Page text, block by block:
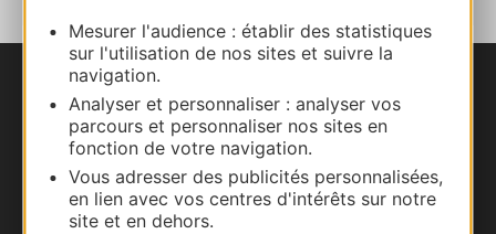
Mesurer l'audience : établir des statistiques
sur l'utilisation de nos sites et suivre la
navigation.
Analyser et personnaliser : analyser vos
parcours et personnaliser nos sites en
fonction de votre navigation.
Vous adresser des publicités personnalisées,
en lien avec vos centres d'intérêts sur notre
site et en dehors.
Nous contacter
Carte interactive
Documentation